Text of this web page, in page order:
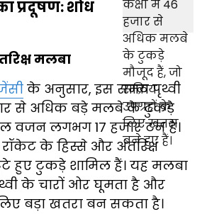
प्रदूषण: शोध
मलबा
के अनुसार, इस समय पृथ्वी
से अधिक बड़े मलबे के टुकड़े
वजन लगभग 17 हजार टन है।
के हिस्से और अंतरिक्ष
हुए टुकड़े शामिल हैं। यह मलबा
के चारों ओर घूमता है और
बड़ा खतरा बन सकता है।